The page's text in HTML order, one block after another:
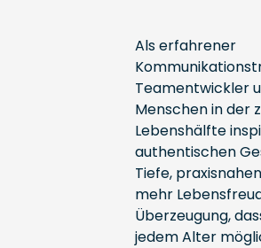
Als erfahrener
Teamentwickler
Menschen in der
Lebenshälfte
authentischen
Tiefe,
mehr
Überzeugung,
jedem Alter